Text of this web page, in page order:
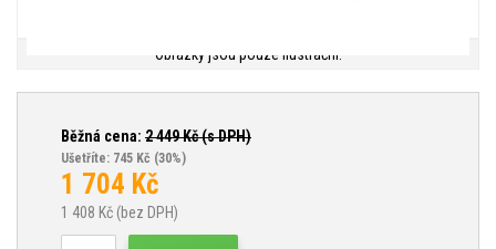
Obrázky jsou pouze ilustrační.
Běžná cena: 2 449Kč (s DPH)
Ušetříte: 745 Kč (30%)
1 704 Kč
1 408 Kč (bez DPH)